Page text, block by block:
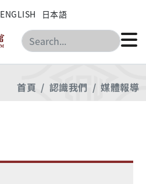
ENGLISH 日本語
搜尋
首頁 認識我們 媒體報導